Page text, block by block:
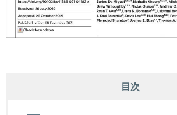
目次